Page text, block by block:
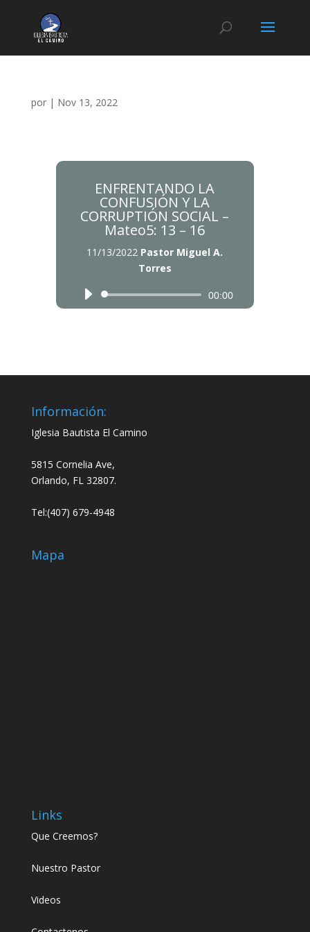
por | Nov 13, 2022
ENFRENTANDO LA
CONFUSIÓN Y LA
CORRUPTIÓN SOCIAL –
Mateo5: 13 – 16
11/13/2022 Pastor Miguel A.
Torres
Reproductor
de
Reproductor
de
00:00
Información:
Iglesia Bautista El Camino
5815 Cornelia Ave,
Orlando, FL 32807.
Tel:(407) 679-4948
Mapa
Links
Que Creemos?
Nuestro Pastor
Videos